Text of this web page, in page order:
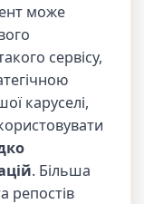
може
сервісу,
каруселі,
. Більша
репостів